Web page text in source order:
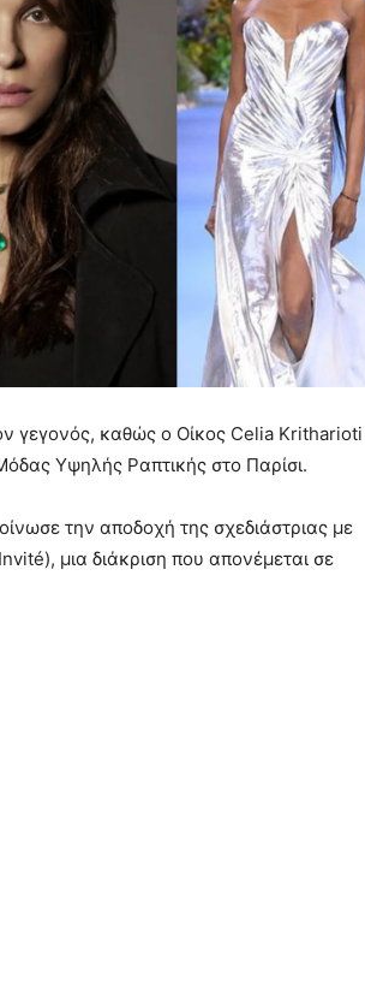
γεγονός, καθώς ο Οίκος Celia Kritharioti
Υψηλής Ραπτικής στο Παρίσι.
την αποδοχή της σχεδιάστριας με
μια διάκριση που απονέμεται σε